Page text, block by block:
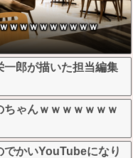
ｗｗｗｗｗｗｗｗｗ
一郎が描いた担当編集
ちゃんｗｗｗｗｗｗｗ
かいYouTubeになり